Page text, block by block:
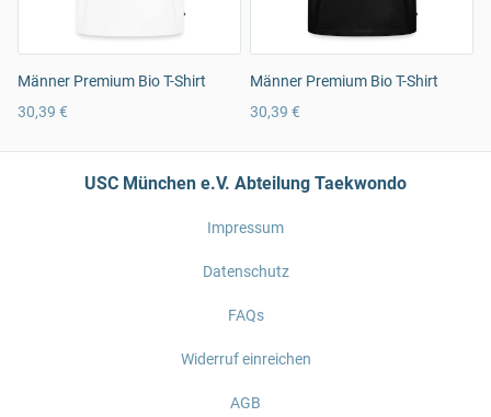
Männer Premium Bio T-Shirt
30,39 €
Männer Premium Bio T-Shirt
30,39 €
USC München e.V. Abteilung Taekwondo
Impressum
Datenschutz
FAQs
Widerruf einreichen
AGB